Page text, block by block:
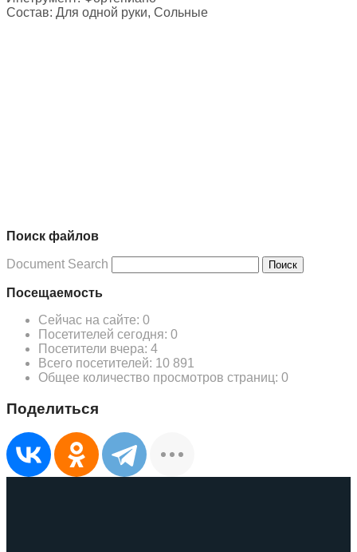
Состав: Для одной руки, Сольные
Поиск файлов
Document Search Поиск
Посещаемость
Сейчас на сайте: 0
Посетителей сегодня: 0
Посетители вчера: 4
Всего посетителей: 10 891
Общее количество просмотров страниц: 0
Поделиться